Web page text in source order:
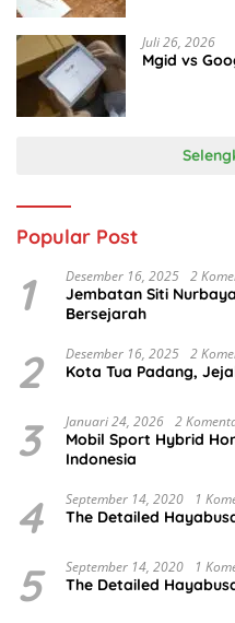
Juli 26, 2026
Mgid vs
Popular Post
1 Desember 16, 2025 2
Jembatan Siti
Bersejarah
2 Desember 16, 2025 2
Kota Tua Padang,
3 Januari 24, 2026 2
Mobil Sport Hybrid
Indonesia
4 September 14, 2020 1
The Detailed
5 September 14, 2020 1
The Detailed